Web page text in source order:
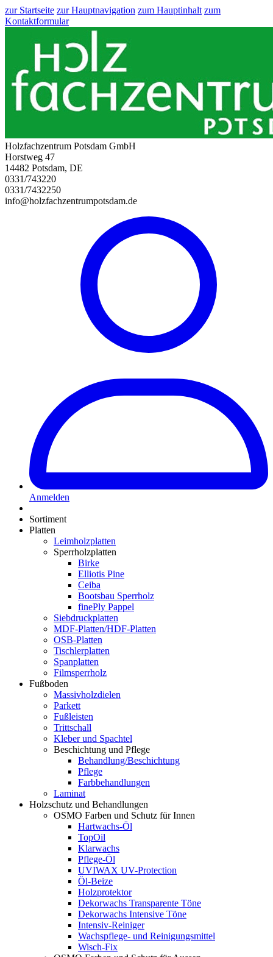
zur Startseite zur Hauptnavigation zum Hauptinhalt zum
Kontaktformular
Holzfachzentrum Potsdam GmbH
Horstweg 47
14482 Potsdam, DE
0331/743220
0331/7432250
info@holzfachzentrumpotsdam.de
Anmelden
Sortiment
Platten
Leimholzplatten
Sperrholzplatten
Birke
Elliotis Pine
Ceiba
Bootsbau Sperrholz
finePly Pappel
Siebdruckplatten
MDF-Platten/HDF-Platten
OSB-Platten
Tischlerplatten
Spanplatten
Filmsperrholz
Fußboden
Massivholzdielen
Parkett
Fußleisten
Trittschall
Kleber und Spachtel
Beschichtung und Pflege
Behandlung/Beschichtung
Pflege
Farbbehandlungen
Laminat
Holzschutz und Behandlungen
OSMO Farben und Schutz für Innen
Hartwachs-Öl
TopOil
Klarwachs
Pflege-Öl
UVIWAX UV-Protection
Öl-Beize
Holzprotektor
Dekorwachs Transparente Töne
Dekorwachs Intensive Töne
Intensiv-Reiniger
Wachspflege- und Reinigungsmittel
Wisch-Fix